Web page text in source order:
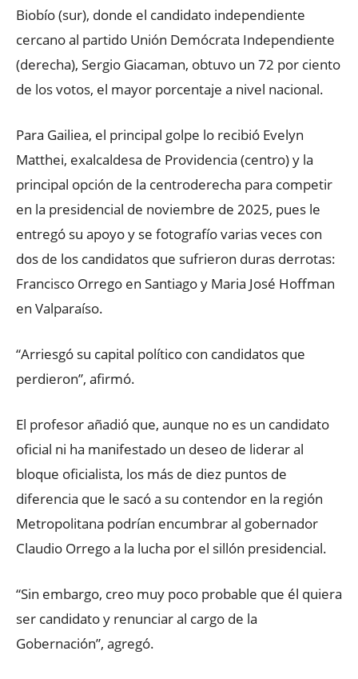
Biobío (sur), donde el candidato independiente
cercano al partido Unión Demócrata Independiente
(derecha), Sergio Giacaman, obtuvo un 72 por ciento
de los votos, el mayor porcentaje a nivel nacional.
Para Gailiea, el principal golpe lo recibió Evelyn
Matthei, exalcaldesa de Providencia (centro) y la
principal opción de la centroderecha para competir
en la presidencial de noviembre de 2025, pues le
entregó su apoyo y se fotografío varias veces con
dos de los candidatos que sufrieron duras derrotas:
Francisco Orrego en Santiago y Maria José Hoffman
en Valparaíso.
“Arriesgó su capital político con candidatos que
perdieron”, afirmó.
El profesor añadió que, aunque no es un candidato
oficial ni ha manifestado un deseo de liderar al
bloque oficialista, los más de diez puntos de
diferencia que le sacó a su contendor en la región
Metropolitana podrían encumbrar al gobernador
Claudio Orrego a la lucha por el sillón presidencial.
“Sin embargo, creo muy poco probable que él quiera
ser candidato y renunciar al cargo de la
Gobernación”, agregó.